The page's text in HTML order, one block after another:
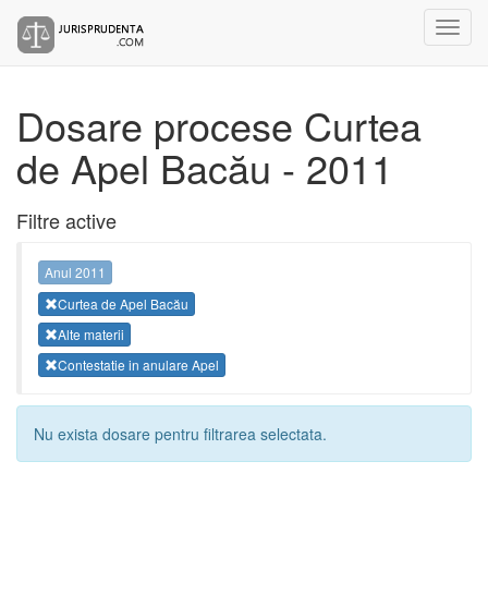
Dosare procese Curtea
de Apel Bacău - 2011
Filtre active
Anul 2011
Curtea de Apel Bacău
Alte materii
Contestatie in anulare Apel
Nu exista dosare pentru filtrarea selectata.